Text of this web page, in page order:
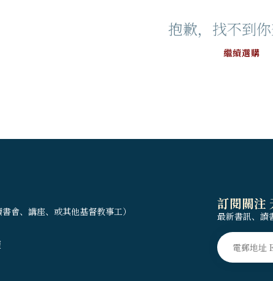
抱歉，找不到
繼續選購
會、講座、或其他基督教事工）
訂閱關注
最新書訊、讀